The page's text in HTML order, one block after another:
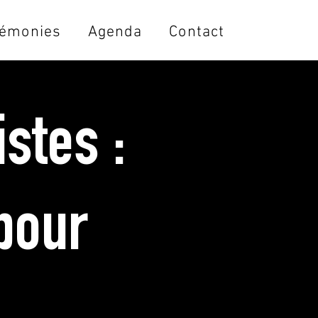
Agenda Contact
: